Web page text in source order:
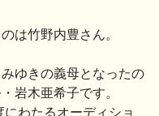
は竹野内豊さん。
ゆきの義母となったの
岩木亜希子です。
わたるオーディショ